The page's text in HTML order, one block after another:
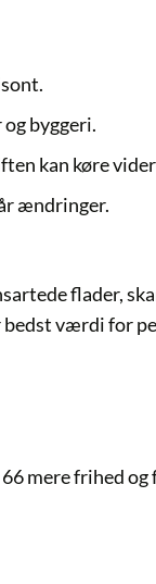
byggeri.
kan køre
ændringer.
flader,
værdi for
66 mere frihed